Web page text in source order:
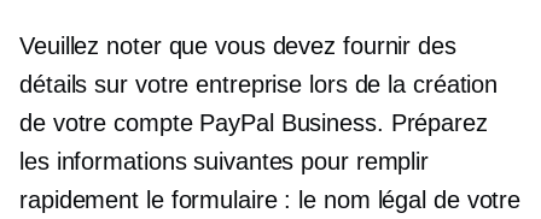
Veuillez noter que vous devez fournir des
détails sur votre entreprise lors de la création
de votre compte PayPal Business. Préparez
les informations suivantes pour remplir
rapidement le formulaire : le nom légal de votre